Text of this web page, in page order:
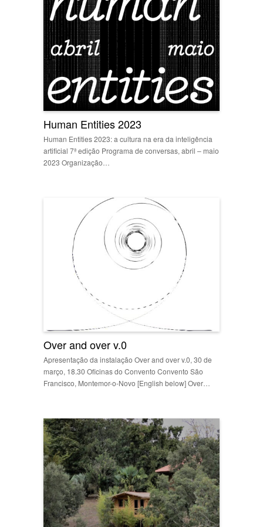
Human Entities 2023
Human Entities 2023: a cultura na era da inteligência
artificial 7ª edição Programa de conversas, abril – maio
2023 Organização…
Over and over v.0
Apresentação da instalação Over and over v.0, 30 de
março, 18.30 Oficinas do Convento Convento São
Francisco, Montemor-o-Novo [English below] Over…